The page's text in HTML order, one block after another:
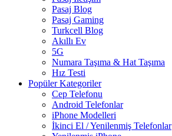
Pasaj Blog
Pasaj Gaming
Turkcell Blog
Akıllı Ev
5G
Numara Taşıma & Hat Taşıma
Hız Testi
Popüler Kategoriler
Cep Telefonu
Android Telefonlar
iPhone Modelleri
İkinci El / Yenilenmiş Telefonlar